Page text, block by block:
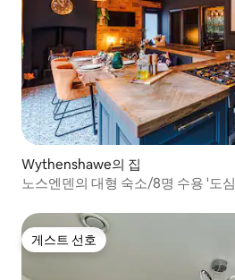
Wythenshawe의 집
노스엔덴의 대형 숙소/8명 수용 '도
게스트 선호
게스트 선호